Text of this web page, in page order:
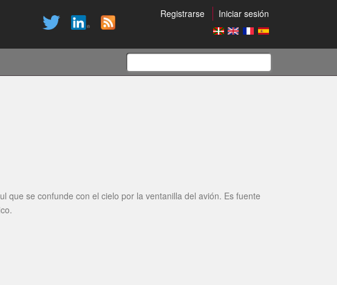
Registrarse Iniciar sesión
que se confunde con el cielo por la ventanilla del avión. Es fuente